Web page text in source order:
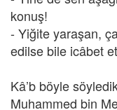
konuş!
- Yiğite yaraşan,
edilse bile icâbet
Kâ’b böyle
Muhammed bin